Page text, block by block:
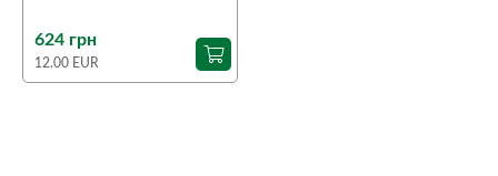
624 грн
12.00 EUR